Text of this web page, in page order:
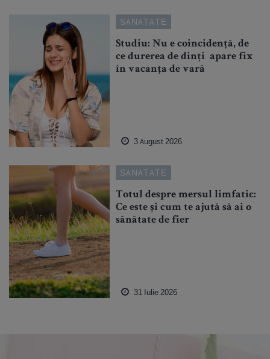
SANATATE
Studiu: Nu e coincidență, de
ce durerea de dinți apare fix
în vacanța de vară
3 August 2026
SANATATE
Totul despre mersul limfatic:
Ce este și cum te ajută să ai o
sănătate de fier
31 Iulie 2026